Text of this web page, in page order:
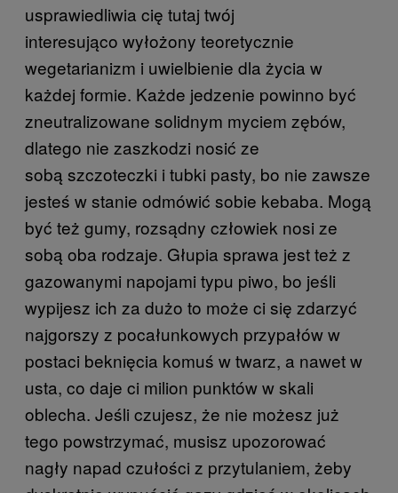
usprawiedliwia cię tutaj twój
interesująco wyłożony teoretycznie
wegetarianizm i uwielbienie dla życia w
każdej formie. Każde jedzenie powinno być
zneutralizowane solidnym myciem zębów,
dlatego nie zaszkodzi nosić ze
sobą szczoteczki i tubki pasty, bo nie zawsze
jesteś w stanie odmówić sobie kebaba. Mogą
być też gumy, rozsądny człowiek nosi ze
sobą oba rodzaje. Głupia sprawa jest też z
gazowanymi napojami typu piwo, bo jeśli
wypijesz ich za dużo to może ci się zdarzyć
najgorszy z pocałunkowych przypałów w
postaci beknięcia komuś w twarz, a nawet w
usta, co daje ci milion punktów w skali
oblecha. Jeśli czujesz, że nie możesz już
tego powstrzymać, musisz upozorować
nagły napad czułości z przytulaniem, żeby